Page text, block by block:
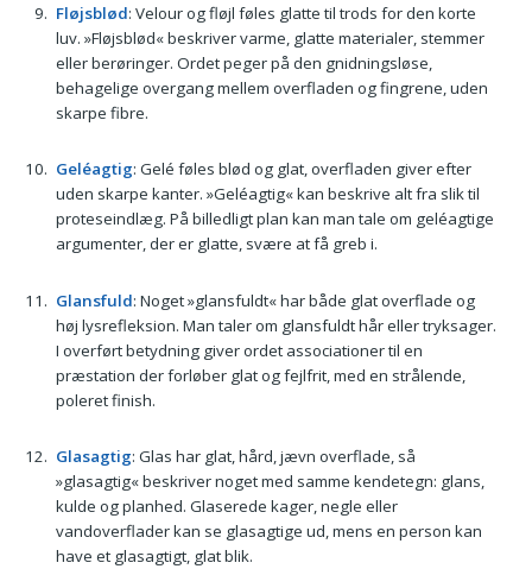
Fløjsblød: Velour og fløjl føles glatte til trods for den korte
luv. »Fløjsblød« beskriver varme, glatte materialer, stemmer
eller berøringer. Ordet peger på den gnidningsløse,
behagelige overgang mellem overfladen og fingrene, uden
skarpe fibre.
Geléagtig: Gelé føles blød og glat, overfladen giver efter
uden skarpe kanter. »Geléagtig« kan beskrive alt fra slik til
proteseindlæg. På billedligt plan kan man tale om geléagtige
argumenter, der er glatte, svære at få greb i.
Glansfuld: Noget »glansfuldt« har både glat overflade og
høj lysrefleksion. Man taler om glansfuldt hår eller tryksager.
I overført betydning giver ordet associationer til en
præstation der forløber glat og fejlfrit, med en strålende,
poleret finish.
Glasagtig: Glas har glat, hård, jævn overflade, så
»glasagtig« beskriver noget med samme kendetegn: glans,
kulde og planhed. Glaserede kager, negle eller
vandoverflader kan se glasagtige ud, mens en person kan
have et glasagtigt, glat blik.